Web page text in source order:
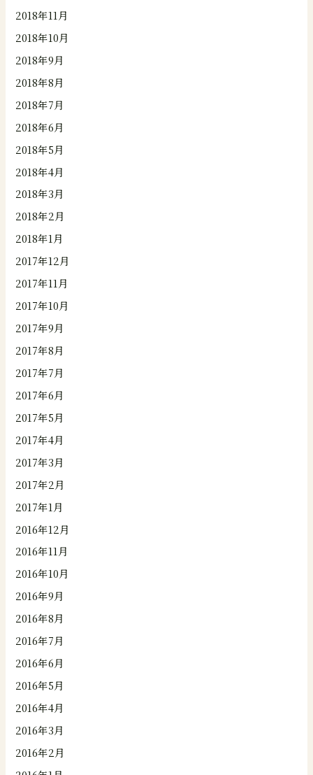
2018年11月
2018年10月
2018年9月
2018年8月
2018年7月
2018年6月
2018年5月
2018年4月
2018年3月
2018年2月
2018年1月
2017年12月
2017年11月
2017年10月
2017年9月
2017年8月
2017年7月
2017年6月
2017年5月
2017年4月
2017年3月
2017年2月
2017年1月
2016年12月
2016年11月
2016年10月
2016年9月
2016年8月
2016年7月
2016年6月
2016年5月
2016年4月
2016年3月
2016年2月